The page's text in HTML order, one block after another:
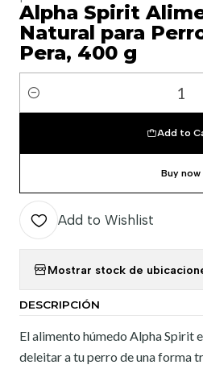
Alpha Spirit
Natural para
Pera, 400 g
Quantity
Add to
Buy now
Add to Wishlist
Mostrar stock de
DESCRIPCIÓN
El alimento húmedo Alpha Spirit
deleitar a tu perro de una forma